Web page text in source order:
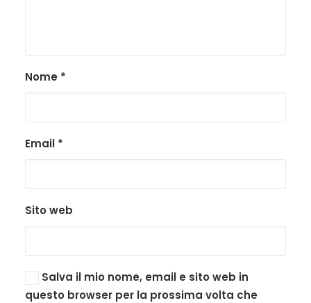
Nome *
Email *
Sito web
Salva il mio nome, email e sito web in
questo browser per la prossima volta che